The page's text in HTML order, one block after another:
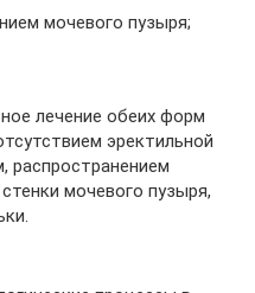
мочевого пузыря;
лечение обеих форм
эректильной
распространением
мочевого пузыря,